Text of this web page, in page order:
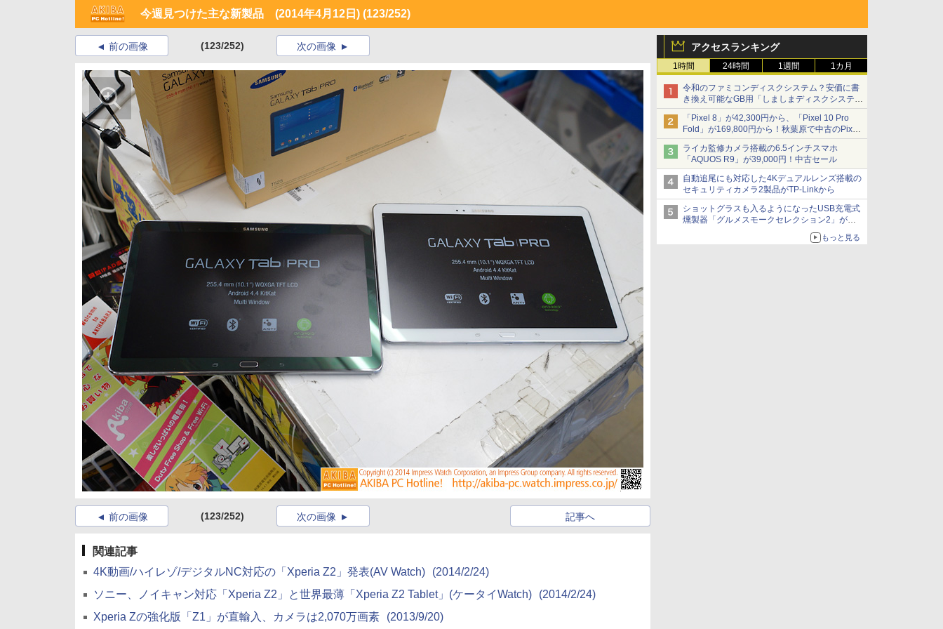
今週見つけた主な新製品 (2014年4月12日) (123/252)
アクセスランキング
1時間 24時間 1週間 1カ月
令和のファミコンディスクシステム？安価に書
き換え可能なGB用「しましまディスクシステ
ム」
「Pixel 8」が42,300円から、「Pixel 10 Pro
Fold」が169,800円から！秋葉原で中古のPixel
シリーズがお買い得
ライカ監修カメラ搭載の6.5インチスマホ
「AQUOS R9」が39,000円！中古セール
自動追尾にも対応した4Kデュアルレンズ搭載の
セキュリティカメラ2製品がTP-Linkから
ショットグラスも入るようになったUSB充電式
燻製器「グルメスモークセレクション2」がサ
もっと見る
前の画像 (123/252) 次の画像
前の画像 (123/252) 記事へ
次の画像
関連記事
4K動画/ハイレゾ/デジタルNC対応の「Xperia Z2」発表(AV Watch)
(2014/2/24)
ソニー、ノイキャン対応「Xperia Z2」と世界最薄「Xperia Z2 Tablet」(ケータイWatch)
(2014/2/24)
Xperia Zの強化版「Z1」が直輸入、カメラは2,070万画素
(2013/9/20)